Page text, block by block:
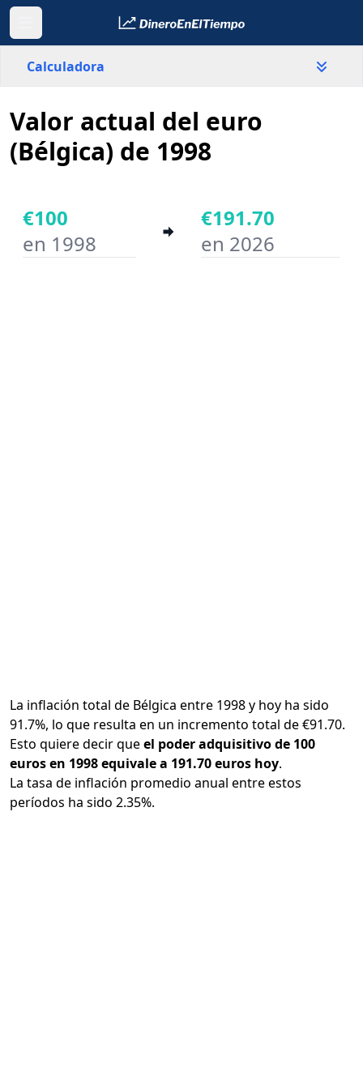
Calculadora
Bélgica
País
Año inicial
Valor actual del euro
(Bélgica) de 1998
€100
en 1998
€191.70
en 2026
La inflación total de Bélgica entre 1998 y hoy ha sido
91.7%, lo que resulta en un incremento total de €91.70.
Esto quiere decir queel poder adquisitivo de 100
euros en 1998 equivale a 191.70 euros hoy.
La tasa de inflación promedio anual entre estos
períodos ha sido 2.35%.